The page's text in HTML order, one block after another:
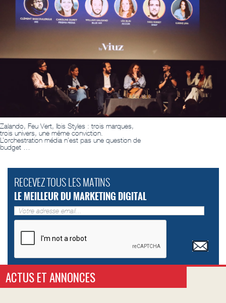
Zalando, Feu Vert, Ibis Styles : trois marques,
trois univers, une même conviction.
L’orchestration média n’est pas une question de
budget …
RECEVEZ TOUS LES MATINS
LE MEILLEUR DU MARKETING DIGITAL
ACTUS ET ANNONCES